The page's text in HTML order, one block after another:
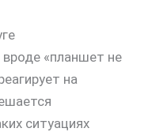
«планшет не
на
ситуациях